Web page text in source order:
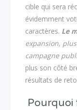
cible qui sera
évidemment
caractères. Le
expansion,
campagne
plus son côté
résultats de
Pourquoi